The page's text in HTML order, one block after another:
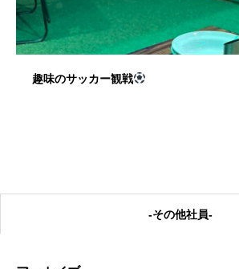
趣味のサッカー観戦
-その他社員-